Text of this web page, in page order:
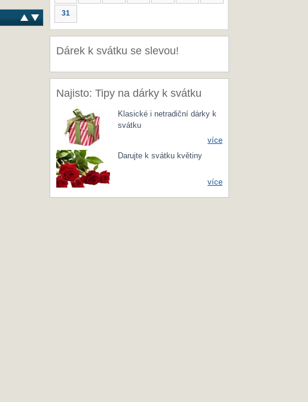
31
Dárek k svátku se slevou!
Najisto: Tipy na dárky k svátku
Klasické i netradiční dárky k
svátku
více
Darujte k svátku květiny
více